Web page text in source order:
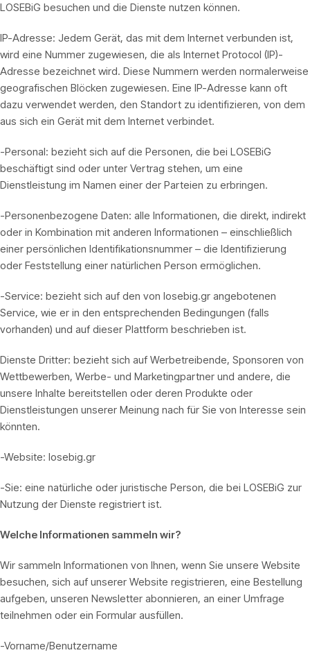
LOSEBiG besuchen und die Dienste nutzen können.
IP-Adresse: Jedem Gerät, das mit dem Internet verbunden ist,
wird eine Nummer zugewiesen, die als Internet Protocol (IP)-
Adresse bezeichnet wird. Diese Nummern werden normalerweise
geografischen Blöcken zugewiesen. Eine IP-Adresse kann oft
dazu verwendet werden, den Standort zu identifizieren, von dem
aus sich ein Gerät mit dem Internet verbindet.
-Personal: bezieht sich auf die Personen, die bei LOSEBiG
beschäftigt sind oder unter Vertrag stehen, um eine
Dienstleistung im Namen einer der Parteien zu erbringen.
-Personenbezogene Daten: alle Informationen, die direkt, indirekt
oder in Kombination mit anderen Informationen – einschließlich
einer persönlichen Identifikationsnummer – die Identifizierung
oder Feststellung einer natürlichen Person ermöglichen.
-Service: bezieht sich auf den von losebig.gr angebotenen
Service, wie er in den entsprechenden Bedingungen (falls
vorhanden) und auf dieser Plattform beschrieben ist.
Dienste Dritter: bezieht sich auf Werbetreibende, Sponsoren von
Wettbewerben, Werbe- und Marketingpartner und andere, die
unsere Inhalte bereitstellen oder deren Produkte oder
Dienstleistungen unserer Meinung nach für Sie von Interesse sein
könnten.
-Website: losebig.gr
-Sie: eine natürliche oder juristische Person, die bei LOSEBiG zur
Nutzung der Dienste registriert ist.
Welche Informationen sammeln wir?
Wir sammeln Informationen von Ihnen, wenn Sie unsere Website
besuchen, sich auf unserer Website registrieren, eine Bestellung
aufgeben, unseren Newsletter abonnieren, an einer Umfrage
teilnehmen oder ein Formular ausfüllen.
-Vorname/Benutzername